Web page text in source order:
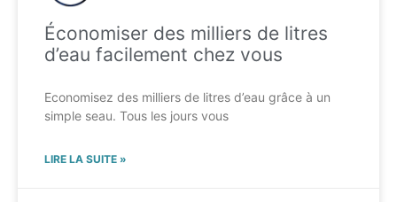
Économiser des milliers de litres
d’eau facilement chez vous
Economisez des milliers de litres d’eau grâce à un
simple seau. Tous les jours vous
LIRE LA SUITE »